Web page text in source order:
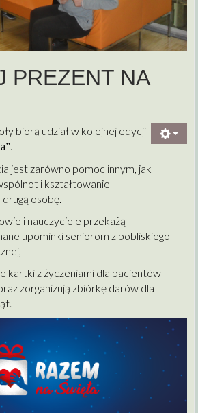
PREZENT NA
biorą udział w kolejnej edycji
jest zarówno pomoc innym, jak
i kształtowanie
osobę.
i nauczyciele przekażą
upominki seniorom z pobliskiego
kartki z życzeniami dla pacjentów
zorganizują zbiórkę darów dla